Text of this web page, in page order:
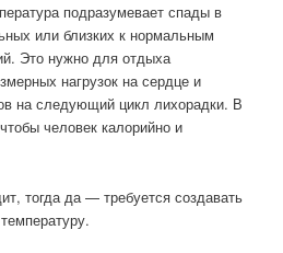
подразумевает спады в
или близких к нормальным
Это нужно для отдыха
нагрузок на сердце и
на следующий цикл лихорадки. В
человек калорийно и
тогда да — требуется создавать